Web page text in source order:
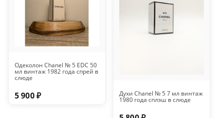
Одеколон Chanel № 5 EDC 50
мл винтаж 1982 года спрей в
слюде
5 900 ₽ Духи Chanel № 5 7 мл винтаж
1980 года сплэш в слюде